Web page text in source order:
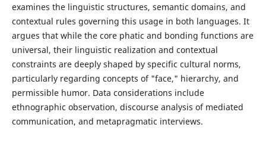
examines the linguistic structures, semantic domains, and
contextual rules governing this usage in both languages. It
argues that while the core phatic and bonding functions are
universal, their linguistic realization and contextual
constraints are deeply shaped by specific cultural norms,
particularly regarding concepts of "face," hierarchy, and
permissible humor. Data considerations include
ethnographic observation, discourse analysis of mediated
communication, and metapragmatic interviews.